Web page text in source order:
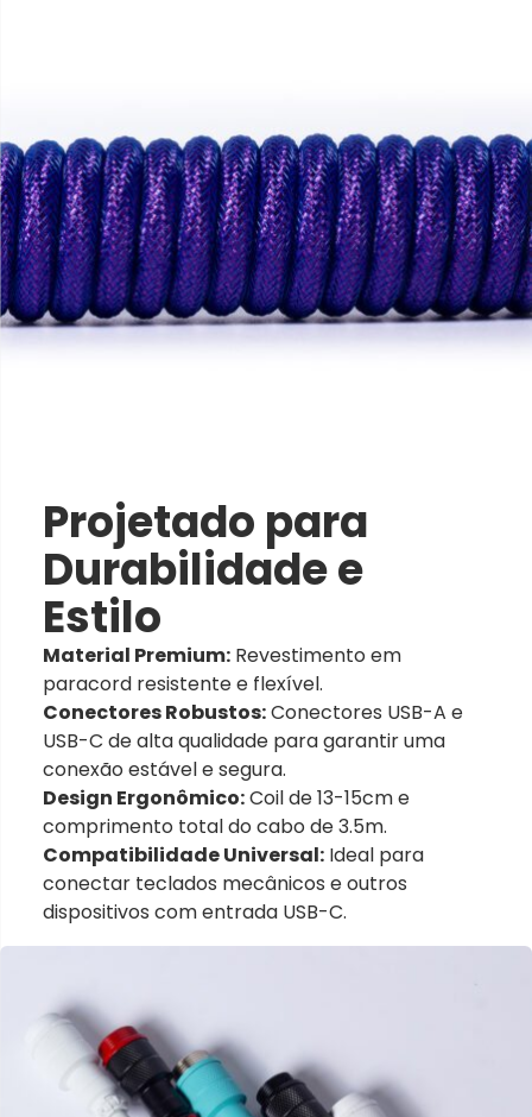
Projetado para
Durabilidade e
Estilo
Material Premium:Revestimento em
paracord resistente e flexível.
Conectores Robustos:Conectores USB-A e
USB-C de alta qualidade para garantir uma
conexão estável e segura.
Design Ergonômico:Coil de 13-15cm e
comprimento total do cabo de 3.5m.
Compatibilidade Universal:Ideal para
conectar teclados mecânicos e outros
dispositivos com entrada USB-C.